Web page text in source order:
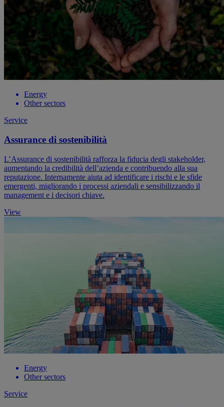
Energy
Other sectors
Service
Assurance di sostenibilità
L’Assurance di sostenibilità rafforza la fiducia degli stakeholder,
aumentando la credibilità dell’azienda e contribuendo alla sua
reputazione. Internamente aiuta ad identificare i rischi e le sfide
emergenti, migliorando i processi aziendali e sensibilizzando il
management e i decisori chiave.
View
Energy
Other sectors
Service